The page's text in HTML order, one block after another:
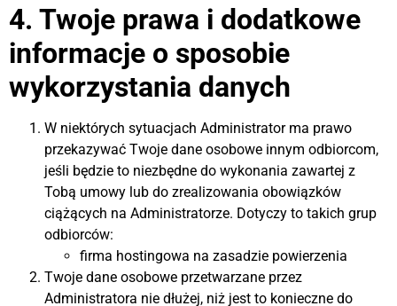
4. Twoje prawa i dodatkowe
informacje o sposobie
wykorzystania danych
W niektórych sytuacjach Administrator ma prawo
przekazywać Twoje dane osobowe innym odbiorcom,
jeśli będzie to niezbędne do wykonania zawartej z
Tobą umowy lub do zrealizowania obowiązków
ciążących na Administratorze. Dotyczy to takich grup
odbiorców:
firma hostingowa na zasadzie powierzenia
Twoje dane osobowe przetwarzane przez
Administratora nie dłużej, niż jest to konieczne do